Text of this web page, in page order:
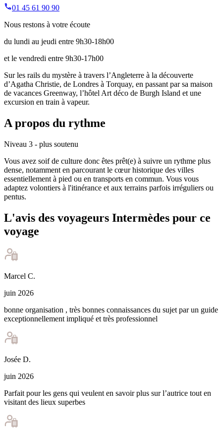
01 45 61 90 90
Nous restons à votre écoute
du lundi au jeudi entre 9h30-18h00
et le vendredi entre 9h30-17h00
Sur les rails du mystère à travers l’Angleterre à la découverte
d’Agatha Christie, de Londres à Torquay, en passant par sa maison
de vacances Greenway, l’hôtel Art déco de Burgh Island et une
excursion en train à vapeur.
A propos du rythme
Niveau 3 - plus soutenu
Vous avez soif de culture donc êtes prêt(e) à suivre un rythme plus
dense, notamment en parcourant le cœur historique des villes
essentiellement à pied ou en transports en commun. Vous vous
adaptez volontiers à l'itinérance et aux terrains parfois irréguliers ou
pentus.
L'avis des voyageurs Intermèdes pour ce
voyage
Marcel C.
juin 2026
bonne organisation , très bonnes connaissances du sujet par un guide
exceptionnellement impliqué et très professionnel
Josée D.
juin 2026
Parfait pour les gens qui veulent en savoir plus sur l’autrice tout en
visitant des lieux superbes